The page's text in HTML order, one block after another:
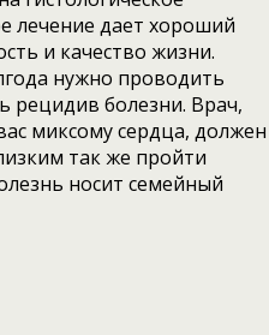
лечение дает хороший
и качество жизни.
нужно проводить
рецидив болезни. Врач,
миксому сердца, должен
так же пройти
носит семейный